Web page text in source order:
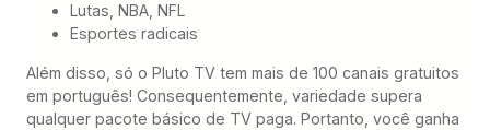
Lutas, NBA, NFL
Esportes radicais
Além disso, só o Pluto TV tem mais de 100 canais gratuitos
em português! Consequentemente, variedade supera
qualquer pacote básico de TV paga. Portanto, você ganha